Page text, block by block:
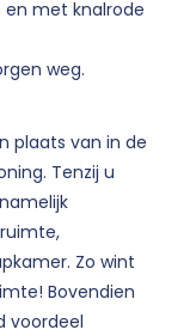
en met knalrode
weg.
plaats van in de
Tenzij u
Zo wint
Bovendien
voordeel